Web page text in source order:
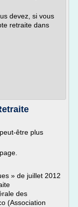
devez, si vous
retraite dans
être plus
» de juillet 2012
des
(Association